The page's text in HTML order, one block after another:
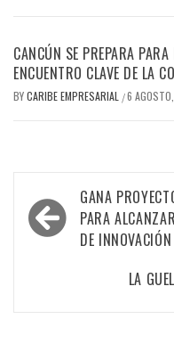
CANCÚN SE PREPARA
ENCUENTRO CLAVE DE LA
BYCARIBE EMPRESARIAL /6
Navegación
de
entradas
GANA
PARA
DE
LA